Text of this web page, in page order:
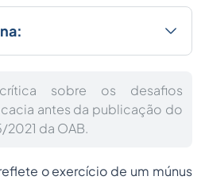
sobre os desafios
antes da publicação do
da OAB.
o exercício de um múnus